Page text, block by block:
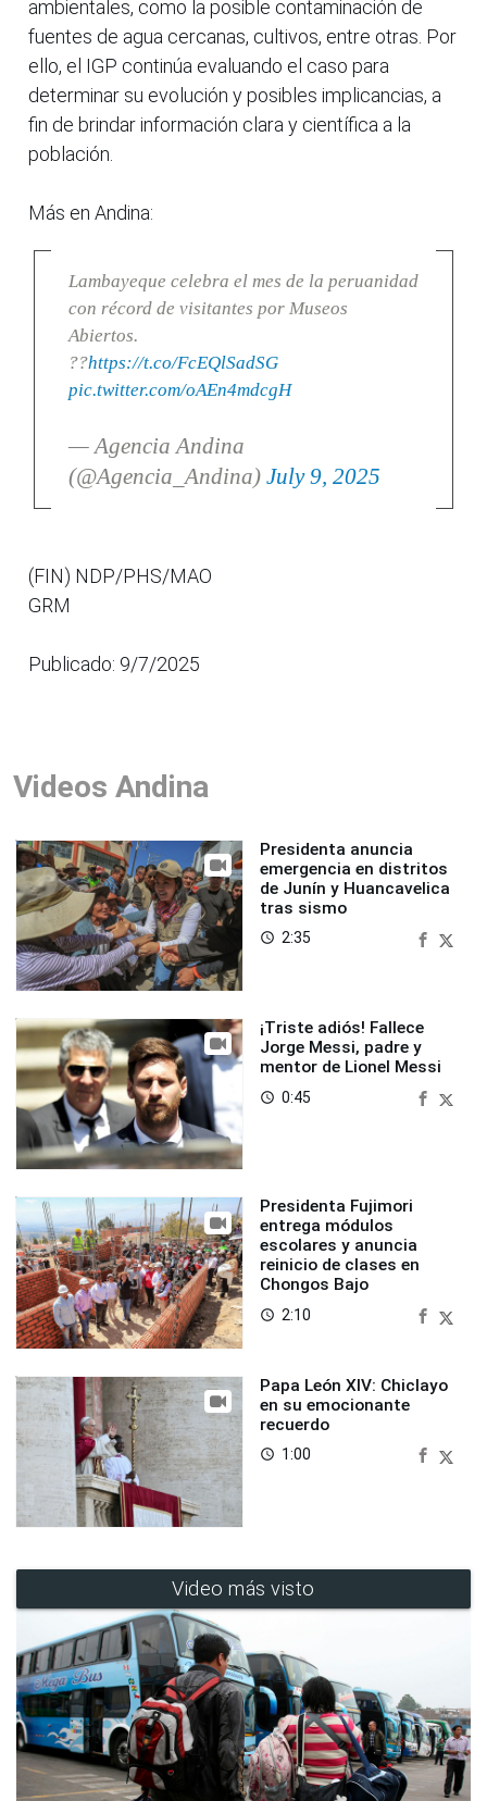
ambientales, como la posible contaminación de
fuentes de agua cercanas, cultivos, entre otras. Por
ello, el IGP continúa evaluando el caso para
determinar su evolución y posibles implicancias, a
fin de brindar información clara y científica a la
población.
Más en Andina:
Lambayeque celebra el mes de la peruanidad
con récord de visitantes por Museos
Abiertos.
??https://t.co/FcEQlSadSG
pic.twitter.com/oAEn4mdcgH
— Agencia Andina
(@Agencia_Andina) July 9, 2025
(FIN) NDP/PHS/MAO
GRM
Publicado: 9/7/2025
Videos Andina
Presidenta anuncia
emergencia en distritos
de Junín y Huancavelica
tras sismo
access_time 2:35
¡Triste adiós! Fallece
Jorge Messi, padre y
mentor de Lionel Messi
access_time 0:45
Presidenta Fujimori
entrega módulos
escolares y anuncia
reinicio de clases en
Chongos Bajo
access_time 2:10
Papa León XIV: Chiclayo
en su emocionante
recuerdo
access_time 1:00
Video más visto